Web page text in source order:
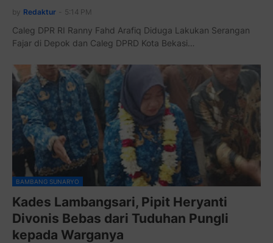
by Redaktur 5:14 PM
Caleg DPR RI Ranny Fahd Arafiq Diduga Lakukan Serangan
Fajar di Depok dan Caleg DPRD Kota Bekasi…
BAMBANG SUNARYO
Kades Lambangsari, Pipit Heryanti
Divonis Bebas dari Tuduhan Pungli
kepada Warganya